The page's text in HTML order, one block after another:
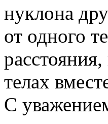
нуклона
от одного
телах
С